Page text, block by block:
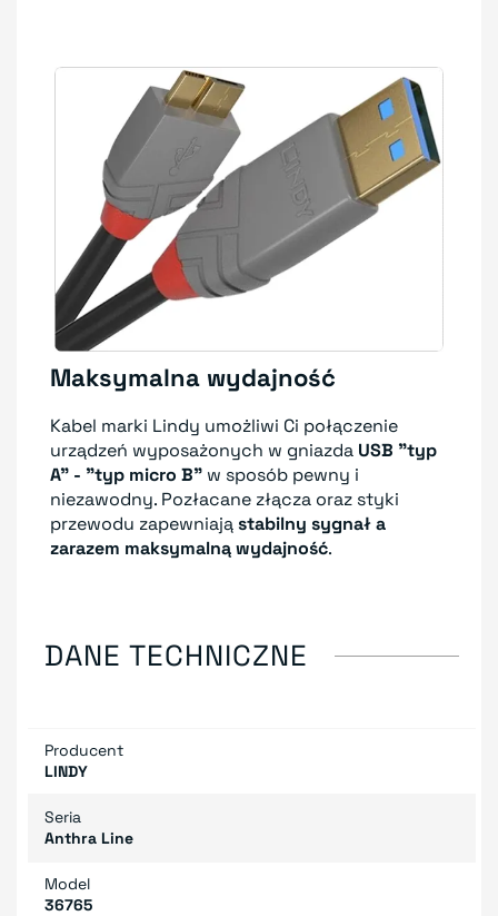
Maksymalna wydajność
Kabel marki Lindy umożliwi Ci połączenie
urządzeń wyposażonych w gniazda USB "typ
A" - "typ micro B" w sposób pewny i
niezawodny. Pozłacane złącza oraz styki
przewodu zapewniająstabilny sygnał a
zarazem maksymalną wydajność.
DANE TECHNICZNE
Producent
LINDY
Seria
Anthra Line
Model
36765